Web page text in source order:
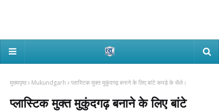
मुख्यपृष्ठ Mukundgarh प्लास्टिक मुक्त मुकुंदगढ़ बनाने के लिए बांटे कपड़े के थैले।
प्लास्टिक मुक्त मुकुंदगढ़ बनाने के लिए बांटे